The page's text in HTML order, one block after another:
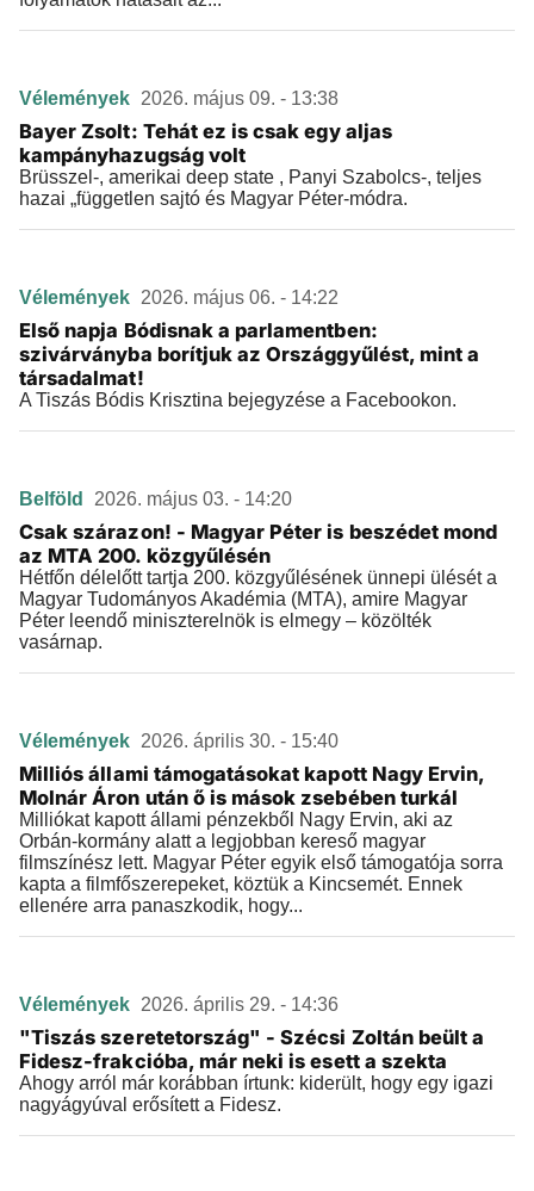
Vélemények 2026. május 09. - 13:38
Bayer Zsolt: Tehát ez is csak egy aljas
kampányhazugság volt
Brüsszel-, amerikai deep state , Panyi Szabolcs-, teljes
hazai „független sajtó és Magyar Péter-módra.
Vélemények 2026. május 06. - 14:22
Első napja Bódisnak a parlamentben:
szivárványba borítjuk az Országgyűlést, mint a
társadalmat!
A Tiszás Bódis Krisztina bejegyzése a Facebookon.
Belföld 2026. május 03. - 14:20
Csak szárazon! - Magyar Péter is beszédet mond
az MTA 200. közgyűlésén
Hétfőn délelőtt tartja 200. közgyűlésének ünnepi ülését a
Magyar Tudományos Akadémia (MTA), amire Magyar
Péter leendő miniszterelnök is elmegy – közölték
vasárnap.
Vélemények 2026. április 30. - 15:40
Milliós állami támogatásokat kapott Nagy Ervin,
Molnár Áron után ő is mások zsebében turkál
Milliókat kapott állami pénzekből Nagy Ervin, aki az
Orbán-kormány alatt a legjobban kereső magyar
filmszínész lett. Magyar Péter egyik első támogatója sorra
kapta a filmfőszerepeket, köztük a Kincsemét. Ennek
ellenére arra panaszkodik, hogy...
Vélemények 2026. április 29. - 14:36
"Tiszás szeretetország" - Szécsi Zoltán beült a
Fidesz-frakcióba, már neki is esett a szekta
Ahogy arról már korábban írtunk: kiderült, hogy egy igazi
nagyágyúval erősített a Fidesz.